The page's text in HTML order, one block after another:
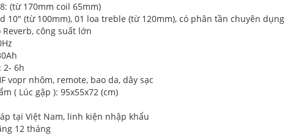
(từ 170mm coil 65mm)
10" (từ 100mm), 01 loa treble (từ 120mm), có phân tần chuyên dụng
công suất lớn
2- 6h
vopr nhôm, remote, bao da, dây sạc
( Lúc gập ): 95x55x72 (cm)
tại Việt Nam, linh kiện nhập khẩu
12 tháng